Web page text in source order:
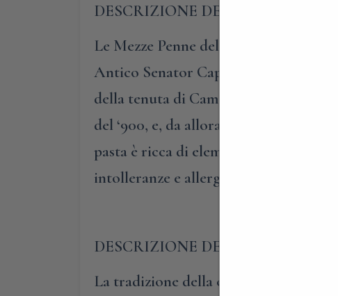
DESCRIZIONE DEL PRODOTTO
Le Mezze Penne della Tenuta di
Antico Senator Cappelli, un
della tenuta di Camugliano a
del ‘900, e, da allora, non ha subito
pasta è ricca di elementi nutritivi,
intolleranze e allergie.
DESCRIZIONE DELLA TENUTA
La tradizione della campagna pisana